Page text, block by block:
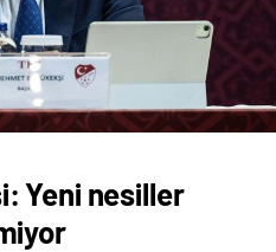
Yeni nesiller